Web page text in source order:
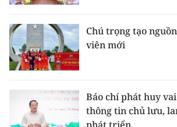
Chú trọng tạo
viên mới
Báo chí phát huy
thông tin chủ lưu,